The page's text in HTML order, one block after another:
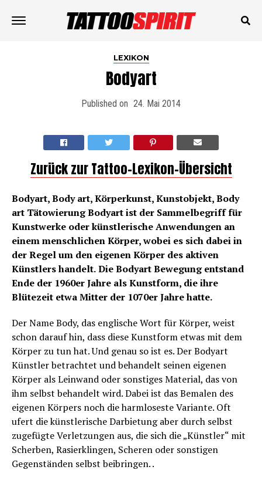
LEXIKON
Bodyart
Published on 24. Mai 2014
Zurück zur Tattoo-Lexikon-Übersicht
Bodyart, Body art, Körperkunst, Kunstobjekt, Body
art TätowierungBodyart ist der Sammelbegriff für
Kunstwerke oder künstlerische Anwendungen an
einem menschlichen Körper, wobei es sich dabei in
der Regel um den eigenen Körper des aktiven
Künstlers handelt.Die Bodyart Bewegung entstand
Ende der 1960er Jahre als Kunstform, die ihre
Blütezeit etwa Mitter der 1070er Jahre hatte.
Der Name Body, das englische Wort für Körper, weist
schon darauf hin, dass diese Kunstform etwas mit dem
Körper zu tun hat. Und genau so ist es. Der Bodyart
Künstler betrachtet und behandelt seinen eigenen
Körper als Leinwand oder sonstiges Material, das von
ihm selbst behandelt wird. Dabei ist das Bemalen des
eigenen Körpers noch die harmloseste Variante. Oft
ufert die künstlerische Darbietung aber durch selbst
zugefügte Verletzungen aus, die sich die „Künstler“ mit
Scherben, Rasierklingen, Scheren oder sonstigen
Gegenständen selbst beibringen. .